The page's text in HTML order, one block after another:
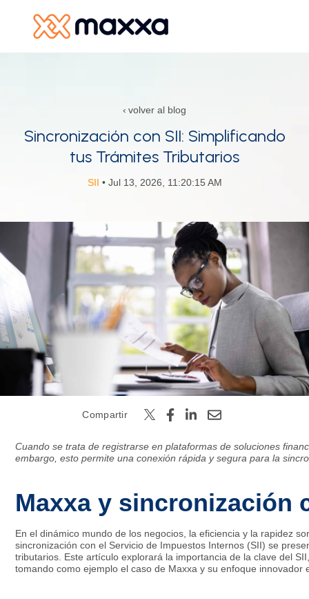
CONTENT
Buscar
volver al blog
Sincronización con SII: Simplificando
tus Trámites Tributarios
SII • Jul 13, 2026, 11:20:15 AM
Compartir
Cuando se trata de registrarse en plataformas de soluciones
embargo, esto permite una conexión rápida y segura para la
Maxxa y sincronización
En el dinámico mundo de los negocios, la eficiencia y la rapidez
sincronización con el Servicio de Impuestos Internos (SII) se
tributarios. Este artículo explorará la importancia de la clave del
tomando como ejemplo el caso de Maxxa y su enfoque innovador